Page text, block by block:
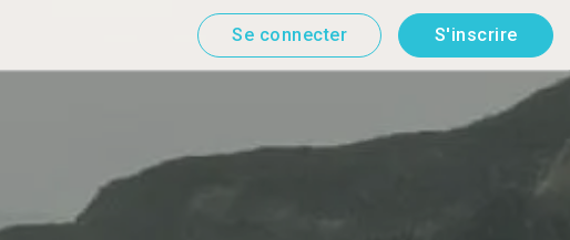
Se connecter S'inscrire